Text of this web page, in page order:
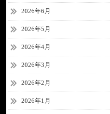
2026年6月
2026年5月
2026年4月
2026年3月
2026年2月
2026年1月